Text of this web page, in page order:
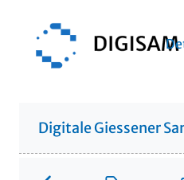
Digitale Giessener